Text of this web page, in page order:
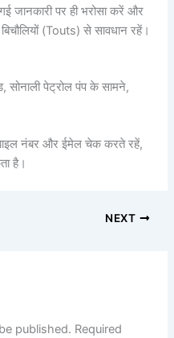
जानकारी पर ही भरोसा करें और
(Touts) से सावधान रहें।
सोनाली पेट्रोल पंप के सामने,
नंबर और ईमेल चेक करते रहें,
है।
NEXT
published. Required